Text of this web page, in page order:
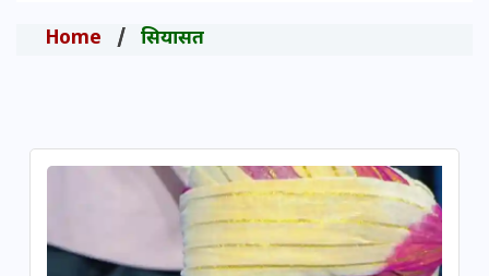
Home सियासत